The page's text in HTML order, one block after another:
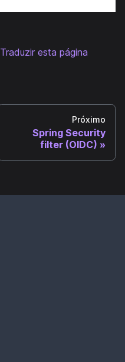
Traduzir esta página
Próximo
Spring Security
filter (OIDC)